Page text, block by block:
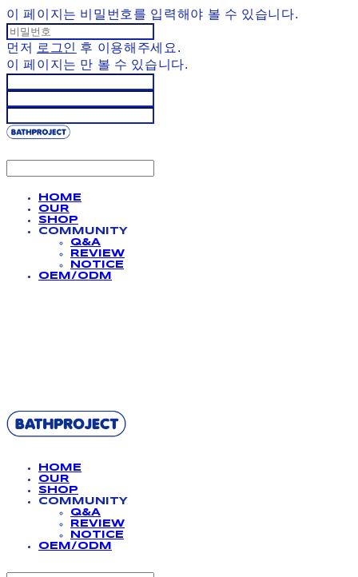
이 페이지는 비밀번호를 입력해야 볼 수 있습니다.
먼저 로그인 후 이용해주세요.
이 페이지는 만 볼 수 있습니다.
HOME
OUR
SHOP
COMMUNITY
Q&A
REVIEW
NOTICE
OEM/ODM
HOME
OUR
SHOP
COMMUNITY
Q&A
REVIEW
NOTICE
OEM/ODM